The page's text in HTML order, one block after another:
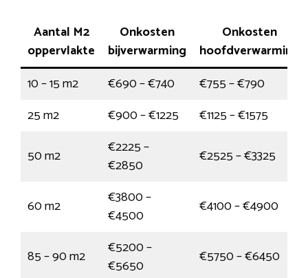
Aantal M2
oppervlakte
Onkosten
bijverwarming
Onkosten
hoofdverwarming
10 – 15 m2
€690 – €740
€755 – €790
25 m2
€900 – €1225
€1125 – €1575
50 m2
€2225 –
€2850
€2525 – €3325
60 m2
€3800 –
€4500
€4100 – €4900
85 – 90 m2
€5200 –
€5650
€5750 – €6450